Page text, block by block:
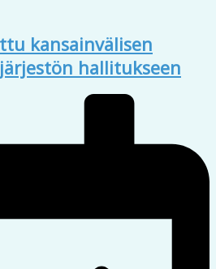
kansainvälisen
hallitukseen